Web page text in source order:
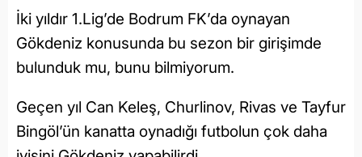
İki yıldır 1.Lig’de Bodrum FK’da oynayan
Gökdeniz konusunda bu sezon bir girişimde
bulunduk mu, bunu bilmiyorum.
Geçen yıl Can Keleş, Churlinov, Rivas ve Tayfur
Bingöl’ün kanatta oynadığı futbolun çok daha